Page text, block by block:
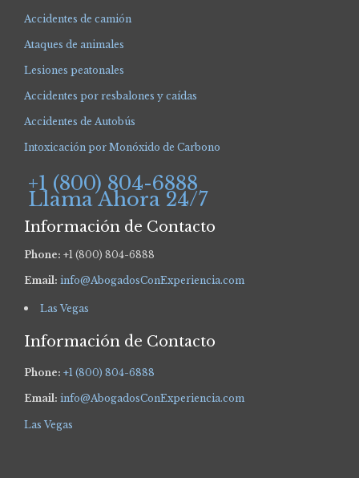
Accidentes de camión
Ataques de animales
Lesiones peatonales
Accidentes por resbalones y caídas
Accidentes de Autobús
Intoxicación por Monóxido de Carbono
+1 (800) 804-6888
Llama Ahora 24/7
Información de Contacto
Phone: +1 (800) 804-6888
Email: info@AbogadosConExperiencia.com
Las Vegas
Información de Contacto
Phone: +1 (800) 804-6888
Email: info@AbogadosConExperiencia.com
Las Vegas